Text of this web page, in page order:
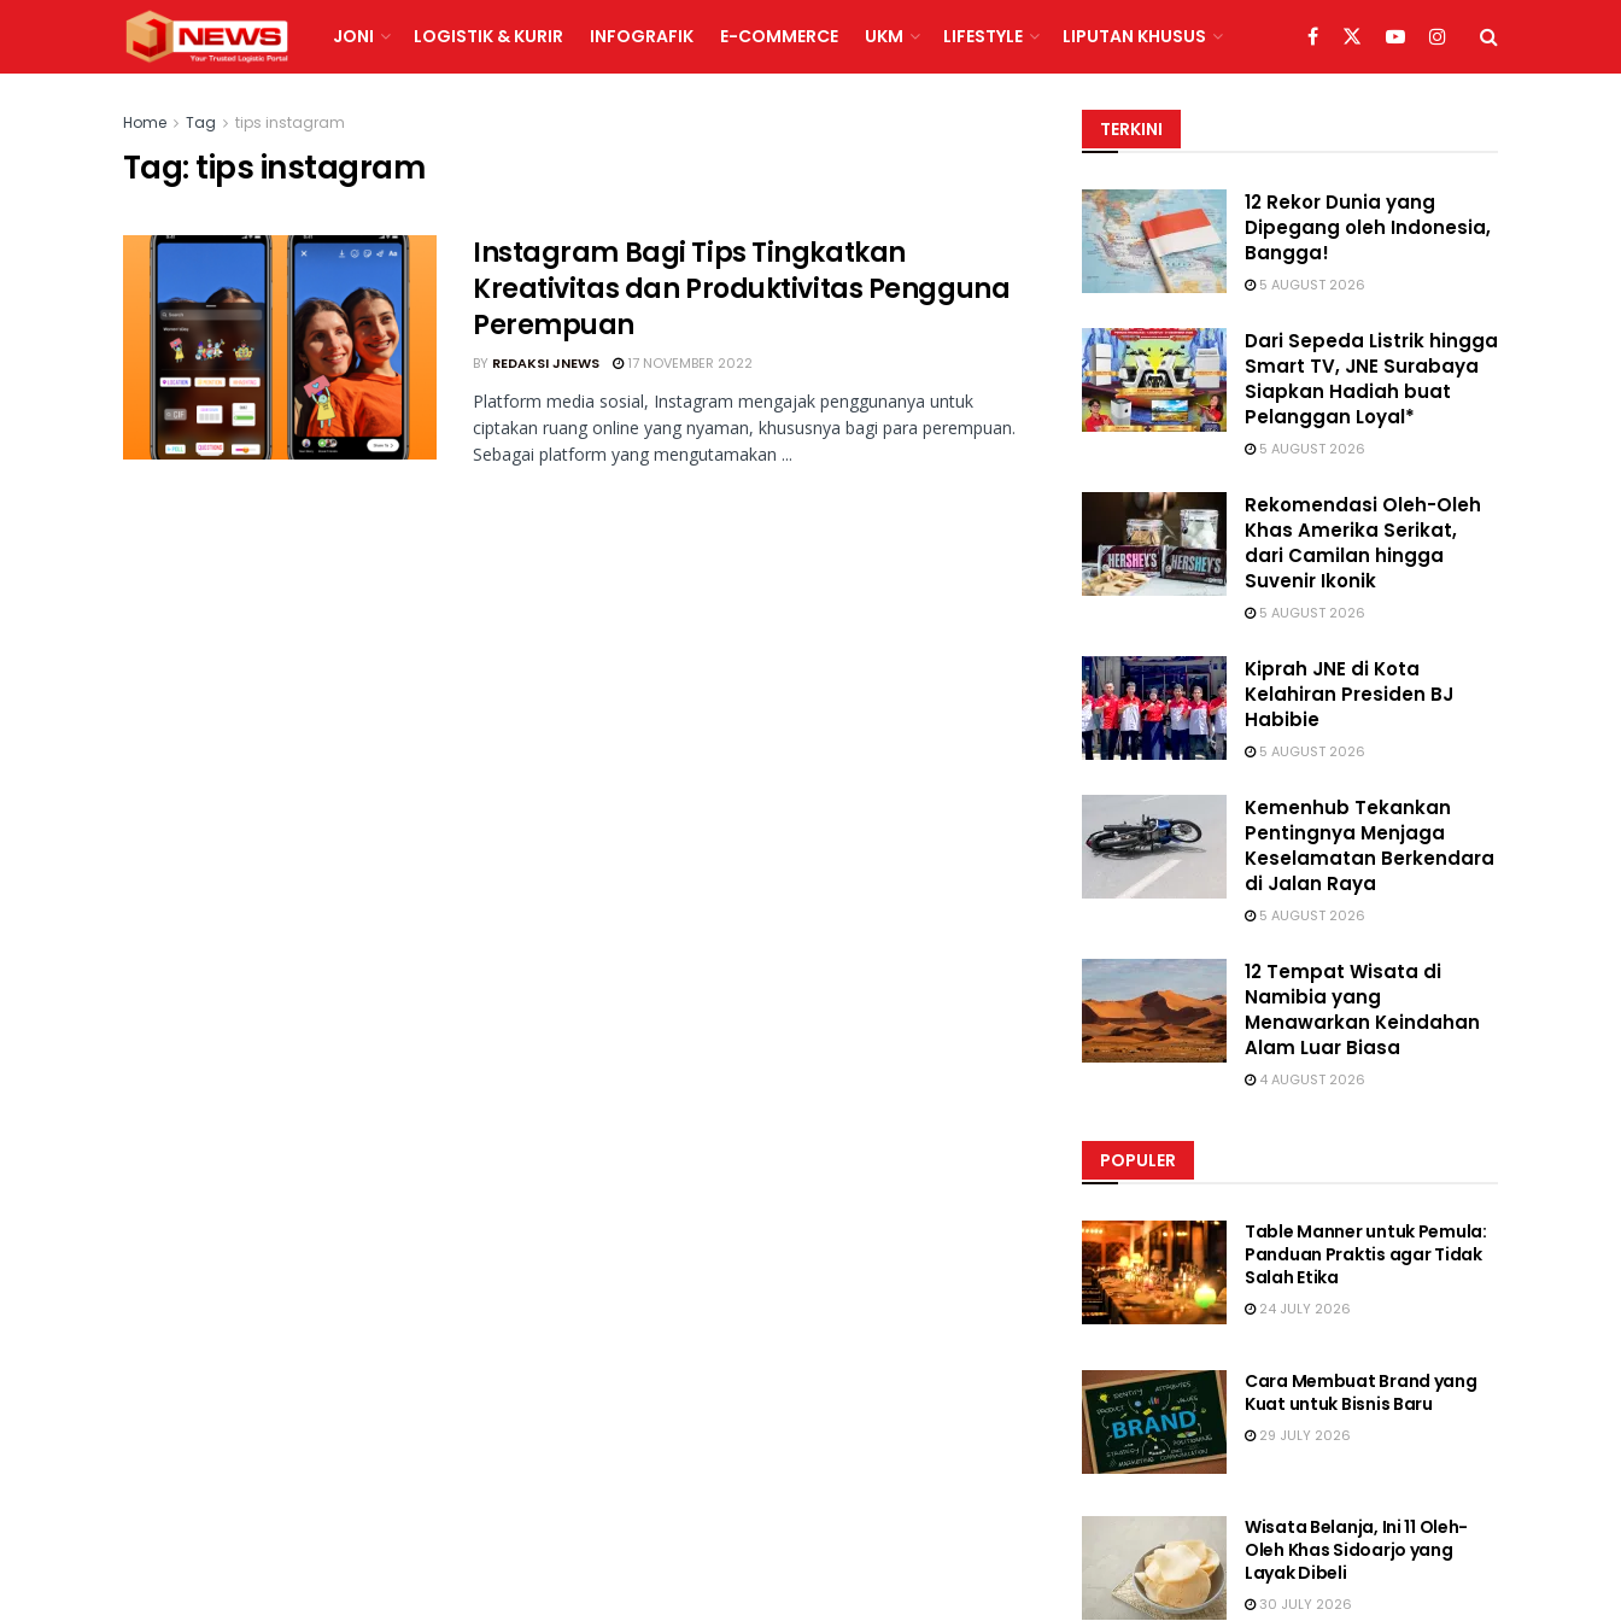
JONI LOGISTIK & KURIR INFOGRAFIK E-COMMERCE UKM LIFESTYLE LIPUTAN KHUSUS
Home Tag tips instagram
Tag:tips instagram
Instagram Bagi Tips Tingkatkan
Kreativitas dan Produktivitas Pengguna
Perempuan
BY REDAKSI JNEWS 17 NOVEMBER 2022
Platform media sosial, Instagram mengajak penggunanya untuk
ciptakan ruang online yang nyaman, khususnya bagi para perempuan.
Sebagai platform yang mengutamakan ...
TERKINI
12 Rekor Dunia yang
Dipegang oleh Indonesia,
Bangga!
5 AUGUST 2026
Dari Sepeda Listrik hingga
Smart TV, JNE Surabaya
Siapkan Hadiah buat
Pelanggan Loyal*
5 AUGUST 2026
Rekomendasi Oleh-Oleh
Khas Amerika Serikat,
dari Camilan hingga
Suvenir Ikonik
5 AUGUST 2026
Kiprah JNE di Kota
Kelahiran Presiden BJ
Habibie
5 AUGUST 2026
Kemenhub Tekankan
Pentingnya Menjaga
Keselamatan Berkendara
di Jalan Raya
5 AUGUST 2026
12 Tempat Wisata di
Namibia yang
Menawarkan Keindahan
Alam Luar Biasa
4 AUGUST 2026
POPULER
Table Manner untuk Pemula:
Panduan Praktis agar Tidak
Salah Etika
24 JULY 2026
Cara Membuat Brand yang
Kuat untuk Bisnis Baru
29 JULY 2026
Wisata Belanja, Ini 11 Oleh-
Oleh Khas Sidoarjo yang
Layak Dibeli
30 JULY 2026